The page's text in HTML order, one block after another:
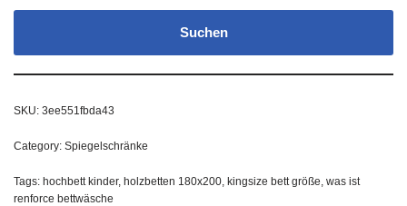
Suchen
SKU: 3ee551fbda43
Category: Spiegelschränke
Tags: hochbett kinder, holzbetten 180x200, kingsize bett größe, was ist
renforce bettwäsche